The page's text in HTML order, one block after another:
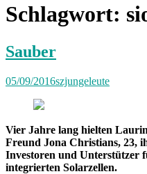
Schlagwort:
Sauber
05/09/2016szjungeleute
Vier Jahre lang hielten
Freund Jona Christians, 23,
Investoren und Unterstützer
integrierten Solarzellen.